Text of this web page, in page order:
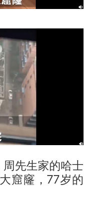
先生家的哈士
窟窿，77岁的